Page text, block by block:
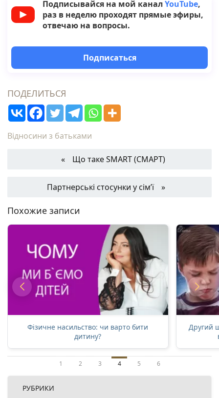
Подписывайся на мой канал YouTube,
раз в неделю проходят прямые эфиры,
отвечаю на вопросы.
Подписаться
ПОДЕЛИТЬСЯ
Відносини з батьками
Що таке SMART (СМАРТ)
Партнерські стосунки у сім’ї
Похожие записи
Фізичне насильство: чи варто бити
дитину?
Другий
1 2 3 4 5 6
РУБРИКИ